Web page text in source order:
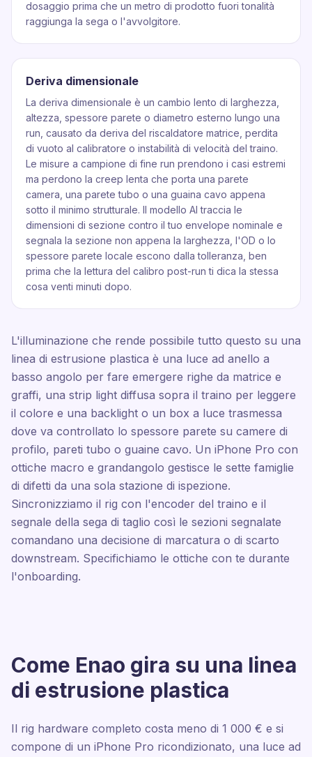
dosaggio prima che un metro di prodotto fuori tonalità
raggiunga la sega o l'avvolgitore.
Deriva dimensionale
La deriva dimensionale è un cambio lento di larghezza,
altezza, spessore parete o diametro esterno lungo una
run, causato da deriva del riscaldatore matrice, perdita
di vuoto al calibratore o instabilità di velocità del traino.
Le misure a campione di fine run prendono i casi estremi
ma perdono la creep lenta che porta una parete
camera, una parete tubo o una guaina cavo appena
sotto il minimo strutturale. Il modello AI traccia le
dimensioni di sezione contro il tuo envelope nominale e
segnala la sezione non appena la larghezza, l'OD o lo
spessore parete locale escono dalla tolleranza, ben
prima che la lettura del calibro post-run ti dica la stessa
cosa venti minuti dopo.
L'illuminazione che rende possibile tutto questo su una
linea di estrusione plastica è una luce ad anello a
basso angolo per fare emergere righe da matrice e
graffi, una strip light diffusa sopra il traino per leggere
il colore e una backlight o un box a luce trasmessa
dove va controllato lo spessore parete su camere di
profilo, pareti tubo o guaine cavo. Un iPhone Pro con
ottiche macro e grandangolo gestisce le sette famiglie
di difetti da una sola stazione di ispezione.
Sincronizziamo il rig con l'encoder del traino e il
segnale della sega di taglio così le sezioni segnalate
comandano una decisione di marcatura o di scarto
downstream. Specifichiamo le ottiche con te durante
l'onboarding.
Come Enao gira su una linea
di estrusione plastica
Il rig hardware completo costa meno di 1 000 € e si
compone di un iPhone Pro ricondizionato, una luce ad